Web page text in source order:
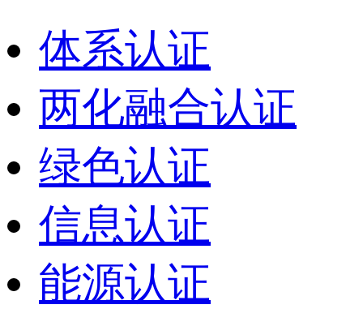
体系认证
两化融合认证
绿色认证
信息认证
能源认证